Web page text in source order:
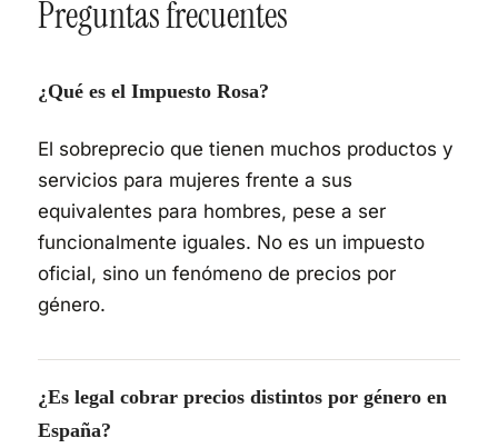
Preguntas frecuentes
¿Qué es el Impuesto Rosa?
El sobreprecio que tienen muchos productos y
servicios para mujeres frente a sus
equivalentes para hombres, pese a ser
funcionalmente iguales. No es un impuesto
oficial, sino un fenómeno de precios por
género.
¿Es legal cobrar precios distintos por género en
España?